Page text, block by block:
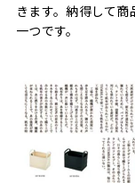
きます。納得して
一つです。